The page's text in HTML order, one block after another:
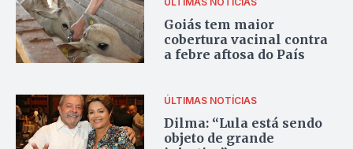
Goiás tem maior
cobertura vacinal contra
a febre aftosa do País
ÚLTIMAS NOTÍCIAS
Dilma: “Lula está sendo
objeto de grande